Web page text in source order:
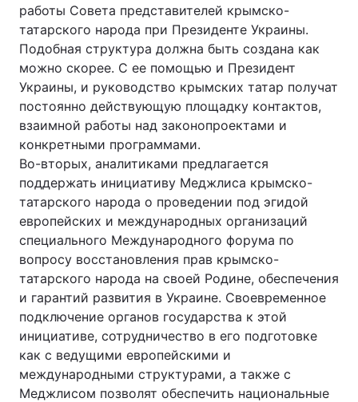
работы Совета представителей крымско-
татарского народа при Президенте Украины.
Подобная структура должна быть создана как
можно скорее. С ее помощью и Президент
Украины, и руководство крымских татар получат
постоянно действующую площадку контактов,
взаимной работы над законопроектами и
конкретными программами.
Во-вторых, аналитиками предлагается
поддержать инициативу Меджлиса крымско-
татарского народа о проведении под эгидой
европейских и международных организаций
специального Международного форума по
вопросу восстановления прав крымско-
татарского народа на своей Родине, обеспечения
и гарантий развития в Украине. Своевременное
подключение органов государства к этой
инициативе, сотрудничество в его подготовке
как с ведущими европейскими и
международными структурами, а также с
Меджлисом позволят обеспечить национальные